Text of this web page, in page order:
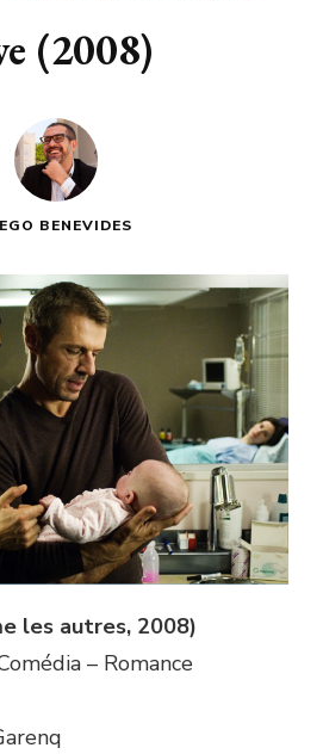
(2008)
BENEVIDES
les autres, 2008)
– Romance